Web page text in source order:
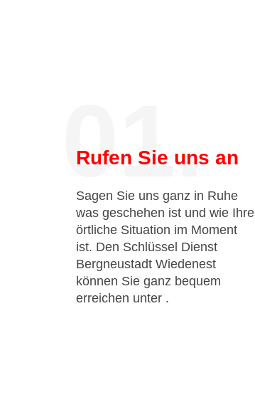
01.
Rufen Sie uns an
Sagen Sie uns ganz in Ruhe
was geschehen ist und wie Ihre
örtliche Situation im Moment
ist. Den Schlüssel Dienst
Bergneustadt Wiedenest
können Sie ganz bequem
erreichen unter .